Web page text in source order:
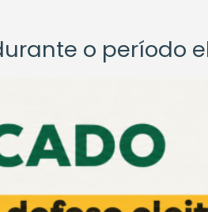
o período